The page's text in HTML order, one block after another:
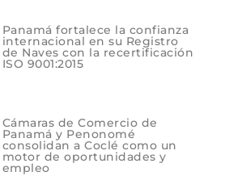
Panamá fortalece la confianza
internacional en su Registro
de Naves con la recertificación
ISO 9001:2015
Cámaras de Comercio de
Panamá y Penonomé
consolidan a Coclé como un
motor de oportunidades y
empleo